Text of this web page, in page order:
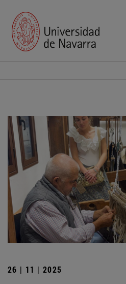
26 | 11 | 2025